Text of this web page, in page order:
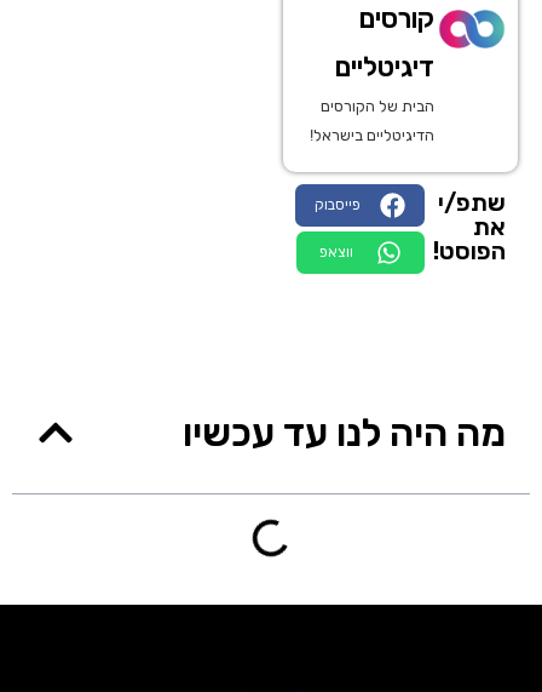
קורסים
דיגיטליים
הבית של הקורסים
הדיגיטליים בישראל!
שתפ/י
את
הפוסט!
פייסבוק
ווצאפ
מה היה לנו עד עכשיו